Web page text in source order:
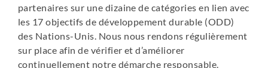
Les chambres, de 3 à 8 couchages, disposent le plus
souvent de lits superposés pouvant être étroits (nous
retenons votre attention sur le fait que certains lits
superposés sont sans barrières et sans échelles).
partenaires sur une dizaine de catégories en lien avec
les 17 objectifs de développement durable (ODD)
des Nations-Unis. Nous nous rendons régulièrement
sur place afin de vérifier et d’améliorer
continuellement notre démarche responsable.